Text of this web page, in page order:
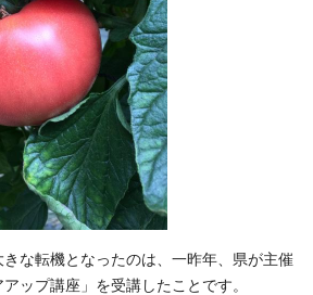
な転機となったのは、一昨年、県が主催
ップ講座」を受講したことです。